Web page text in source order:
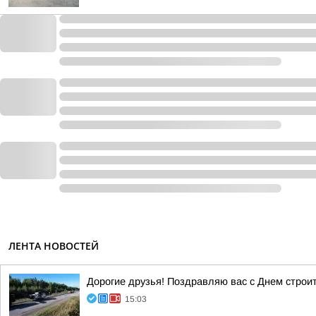
ЛЕНТА НОВОСТЕЙ
Дорогие друзья! Поздравляю вас с Днем
15:03